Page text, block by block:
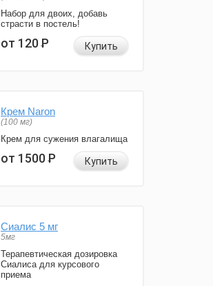
Набор для двоих, добавь
страсти в постель!
от 120Р Купить
Крем Naron
(100 мг)
Крем для сужения влагалища
от 1500Р Купить
Сиалис 5 мг
5мг
Терапевтическая дозировка
Сиалиса для курсового
приема